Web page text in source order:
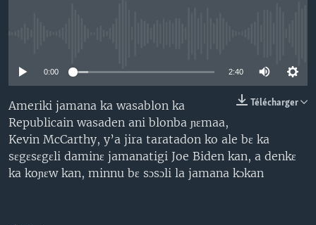
Langues
0:00 2:40
Télécharger
Ameriki jamana ka wasablon ka
Republicain wasaden ani blonba ɲɛmaa,
Kevin McCarthy, y’a jira taratadon ko ale bɛ ka
sɛgɛsɛgɛli daminɛ jamanatigi Joe Biden kan, a denkɛ
ka koɲɛw kan, minnu bɛ sɔsɔli la jamana kɔkan